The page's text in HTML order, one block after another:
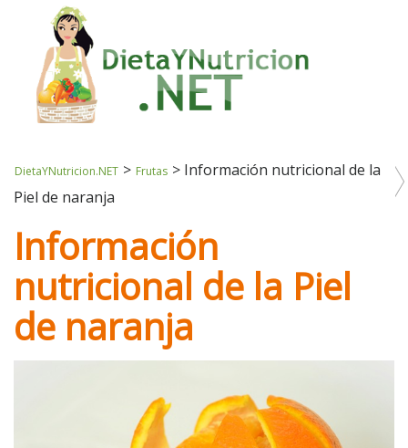
DietaYNutricion.NET > Frutas > Información nutricional de la
Piel de naranja
Información
nutricional de la Piel
de naranja